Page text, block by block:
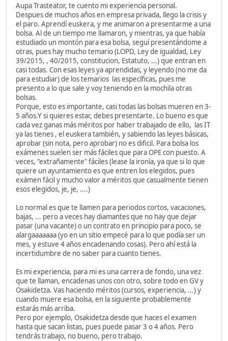
Aupa Trasteator, te cuento mi experiencia personal.
Despues de muchos años en empresa privada, llego la crisis y
el paro. Aprendí euskera, y me animaron a presentarme a una
bolsa. Al de un tiempo me llamaron, y mientras, ya que había
estudiado un montón para esa bolsa, seguí presentándome a
otras, pues hay mucho temario (LOPD, Ley de igualdad, Ley
39/2015, , 40/2015, constitucion, Estatuto, ...) que entran en
casi todas. Con esas leyes ya aprendidas, y leyendo (no me da
para estudiar) de los temarios las específicas, pues me
presento a lo que sale y voy teniendo en la mochila otras
bolsas.
Porque, esto es importante, casi todas las bolsas mueren en 3-
5 años.Y si quieres estar, debes presentarte. Lo bueno es que
cada vez ganas más méritos por haber trabajado de ello, las IT
ya las tienes , el euskera también, y sabiendo las leyes básicas,
aprobar (sin nota, pero aprobar) no es dificil. Para bolsa los
exámenes suelen ser más fáciles que para OPE con puesto. A
veces, "extrañamente" fáciles (lease la ironía, ya que si lo que
quiere un ayuntamiento es que entren los elegidos, pues
exámen fácil y mucho valor a méritos que casualmente tienen
esos elegidos, je, je, ....)
Lo normal es que te llamen para periodos cortos, vacaciones,
bajas, ... pero a veces hay diamantes que no hay que dejar
pasar (una vacante) o un contrato en principio para poco, se
alargaaaaaaa (yo en un sitio empecé para lo que podía ser un
mes, y estuve 4 años encadenando cosas). Pero ahí está la
incertidumbre de no saber para cuanto tienes.
Es mi experiencia, para mi es una carrera de fondo, una vez
que te llaman, encadenas unos con otro, sobre todo en GV y
Osakidetza. Vas haciendo méritos (cursos, experiencia, ...) y
cuando muere esa bolsa, en la siguiente probablemente
estarás más arriba.
Pero por ejemplo, Osakidetza desde que haces el examen
hasta que sacan listas, pues puede pasar 3 o 4 años. Pero
tendrás trabajo, no bueno, pero trabajo.